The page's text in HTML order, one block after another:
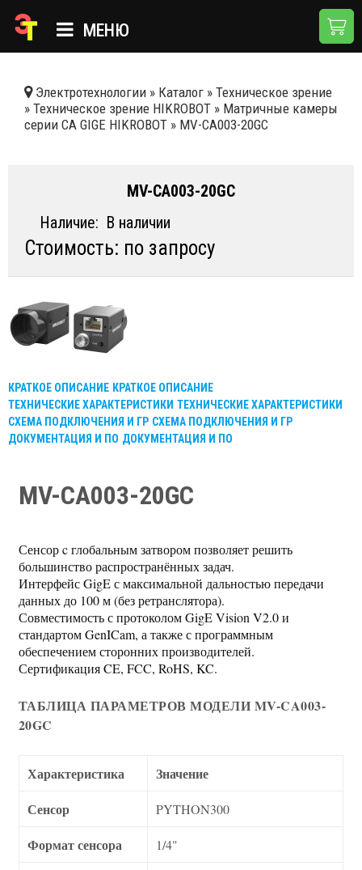
МЕНЮ
КАТАЛОГ
НОВОСТИ
ДОСТАВКА И ОПЛАТА
КОНТАКТЫ
Электротехнологии » Каталог » Техническое зрение
» Техническое зрение HIKROBOT » Матричные камеры
серии CA GIGE HIKROBOT » MV-CA003-20GC
MV-CA003-20GC
Наличие: В наличии
Стоимость: по запросу
КРАТКОЕ ОПИСАНИЕ КРАТКОЕ ОПИСАНИЕ
ТЕХНИЧЕСКИЕ ХАРАКТЕРИСТИКИ ТЕХНИЧЕСКИЕ ХАРАКТЕРИСТИКИ
СХЕМА ПОДКЛЮЧЕНИЯ И ГР СХЕМА ПОДКЛЮЧЕНИЯ И ГР
ДОКУМЕНТАЦИЯ И ПО ДОКУМЕНТАЦИЯ И ПО
MV-CA003-20GC
Сенсор c глобальным затвором позволяет решить
большинство распространённых задач.
Интерфейс GigE с максимальной дальностью передачи
данных до 100 м (без ретранслятора).
Совместимость с протоколом GigE Vision V2.0 и
стандартом GenICam, а также с программным
обеспечением сторонних производителей.
Сертификация CE, FCC, RoHS, KC.
ТАБЛИЦА ПАРАМЕТРОВ МОДЕЛИ MV-CA003-
20GC
Характеристика
Значение
Сенсор
PYTHON300
Формат сенсора 1/4"